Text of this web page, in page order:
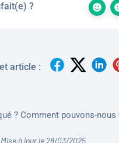
?
article :
? Comment pouvons-nous
Mise à jour le 28/03/2025